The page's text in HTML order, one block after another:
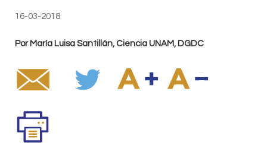
16-03-2018
Por María Luisa Santillán, Ciencia UNAM, DGDC